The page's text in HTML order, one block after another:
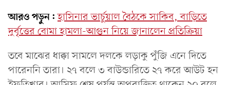
আরও পড়ুন: হাসিনার ভার্চুয়াল বৈঠকে সাকিব, বাড়িতে
দুর্বৃত্তের বোমা হামলা-আগুন নিয়ে জানালেন প্রতিক্রিয়া
তবে মাঝের ধাক্কা সামলে দলকে লড়াকু পুঁজি এনে দিতে
পারেননি তারা। ২৭ বলে ৩ বাউন্ডারিতে ২৭ করে আউট হন